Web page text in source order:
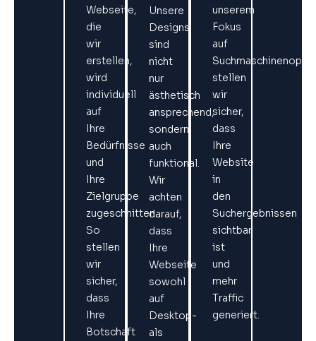
Webseite,
die
wir
erstellen,
wird
individuell
auf
Ihre
Bedürfnisse
und
Ihre
Zielgruppe
zugeschnitten.
So
stellen
wir
sicher,
dass
Ihre
Botschaft
Unsere
Designs
sind
nicht
nur
ästhetisch
ansprechend,
sondern
auch
funktional.
Wir
achten
darauf,
dass
Ihre
Webseite
sowohl
auf
Desktop-
als
unserem
Fokus
auf
stellen
wir
sicher,
dass
Ihre
Website
in
den
Suchergebnissen
sichtbar
ist
und
mehr
Traffic
generiert.